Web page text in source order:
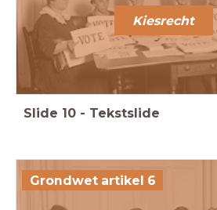
Kiesrecht
Slide 10 - Tekstslide
Grondwet artikel 6